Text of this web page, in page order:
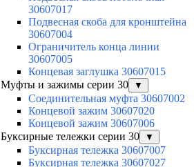
30607017
Подвесная скоба для кронштейна
30607004
Ограничитель конца линии
30607005
Концевая заглушка 30607015
Муфты и зажимы серии 30
▼
Соединительная муфта 30607002
Концевой зажим 30607020
Концевой зажим 30607006
Буксирные тележки серии 30
▼
Буксирная тележка 30607007
Буксирная тележка 30607027